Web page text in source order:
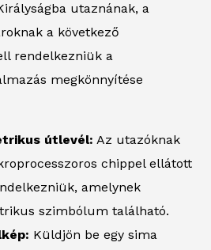
utaznának, a
a következő
rendelkezniük a
megkönnyítése
útlevél: Az utazóknak
chippel ellátott
amelynek
szimbólum található.
Küldjön be egy sima